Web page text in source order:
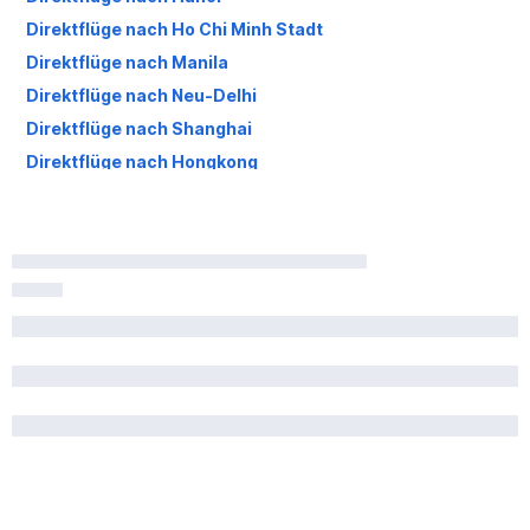
Direktflüge nach Ho Chi Minh Stadt
Direktflüge nach Manila
Direktflüge nach Neu-Delhi
Direktflüge nach Shanghai
Direktflüge nach Hongkong